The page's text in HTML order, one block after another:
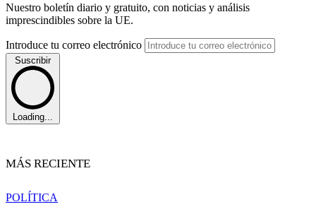
Nuestro boletín diario y gratuito, con noticias y análisis
imprescindibles sobre la UE.
Introduce tu correo electrónico
Suscribir
Loading...
MÁS RECIENTE
POLÍTICA